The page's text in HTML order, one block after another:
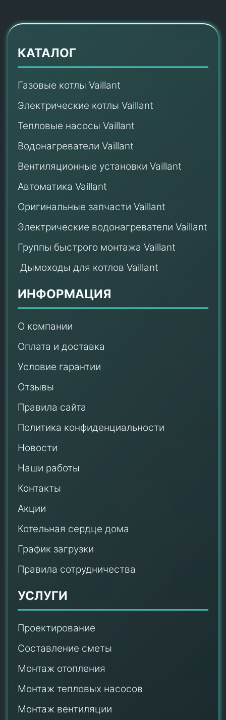
КАТАЛОГ
Газовые котлы Vaillant
Электрические котлы Vaillant
Тепловые насосы Vaillant
Водонагреватели Vaillant
Вентиляционные установки Vaillant
Автоматика Vaillant
Оригинальные запчасти Vaillant
Электрические водонагреватели Vaillant
Группы быстрого монтажа Vaillant
Дымоходы для котлов Vaillant
ИНФОРМАЦИЯ
О компании
Оплата и доставка
Условие гарантии
Отзывы
Правила сайта
Политика конфиденциальности
Новости
Наши работы
Контакты
Акции
Котельная сердце дома
График загрузки
Правила сотрудничества
УСЛУГИ
Проектирование
Составление сметы
Монтаж отопления
Монтаж тепловых насосов
Монтаж вентиляции